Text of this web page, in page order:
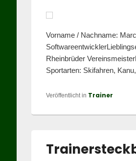
Vorname / Nachname:
Rheinbrüder
Sportarten: Skifahren,
Veröffentlicht in Trainer